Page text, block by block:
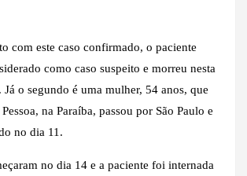
com este caso confirmado, o paciente
como caso suspeito e morreu nesta
o segundo é uma mulher, 54 anos, que
na Paraíba, passou por São Paulo e
no dia 11.
no dia 14 e a paciente foi internada